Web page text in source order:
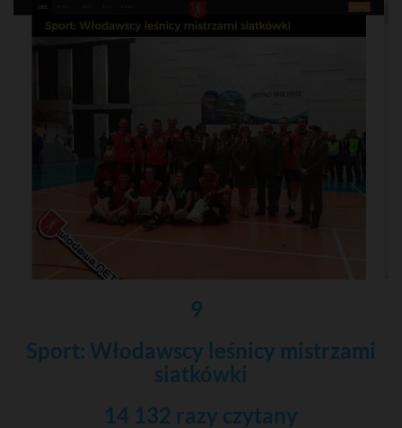
9
Sport: Włodawscy leśnicy mistrzami
siatkówki
14 132 razy czytany